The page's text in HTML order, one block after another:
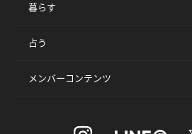
暮らす
占う
メンバーコンテンツ